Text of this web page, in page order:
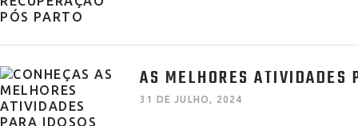
AS MELHORES
31 DE JULHO, 2024